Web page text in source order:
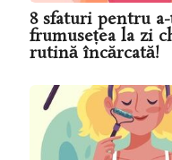
8 sfaturi pentru
frumusețea la zi
rutină încărcată!